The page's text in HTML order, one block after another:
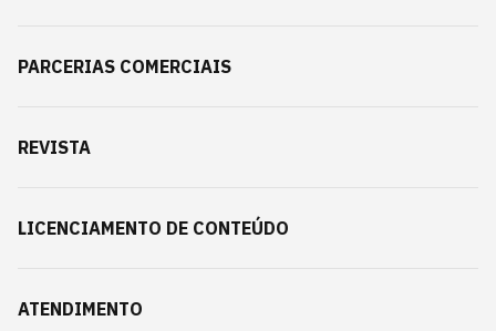
PARCERIAS COMERCIAIS
REVISTA
LICENCIAMENTO DE CONTEÚDO
ATENDIMENTO